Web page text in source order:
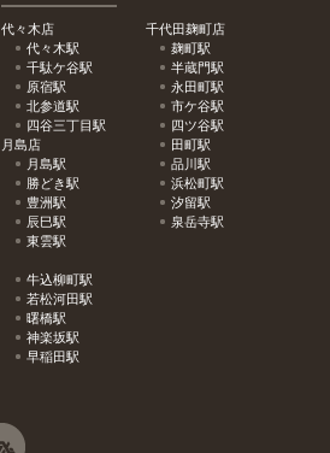
代々木店
代々木駅
千駄ケ谷駅
原宿駅
北参道駅
四谷三丁目駅
月島店
月島駅
勝どき駅
豊洲駅
辰巳駅
東雲駅
牛込柳町駅
若松河田駅
曙橋駅
神楽坂駅
早稲田駅
千代田麹町店
麹町駅
半蔵門駅
永田町駅
市ケ谷駅
四ツ谷駅
田町駅
品川駅
浜松町駅
汐留駅
泉岳寺駅